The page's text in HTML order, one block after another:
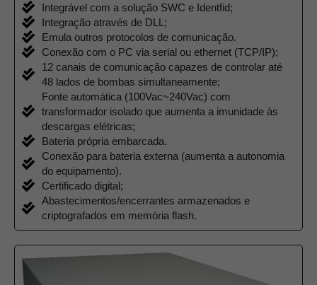
Integrável com a solução SWC e Identfid;
Integração através de DLL;
Emula outros protocolos de comunicação.
Conexão com o PC via serial ou ethernet (TCP/IP);
12 canais de comunicação capazes de controlar até
48 lados de bombas simultaneamente;
Fonte automática (100Vac~240Vac) com
transformador isolado que aumenta a imunidade às
descargas elétricas;
Bateria própria embarcada.
Conexão para bateria externa (aumenta a autonomia
do equipamento).
Certificado digital;
Abastecimentos/encerrantes armazenados e
criptografados em memória flash.